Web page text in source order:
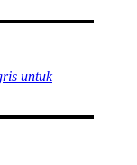
untuk